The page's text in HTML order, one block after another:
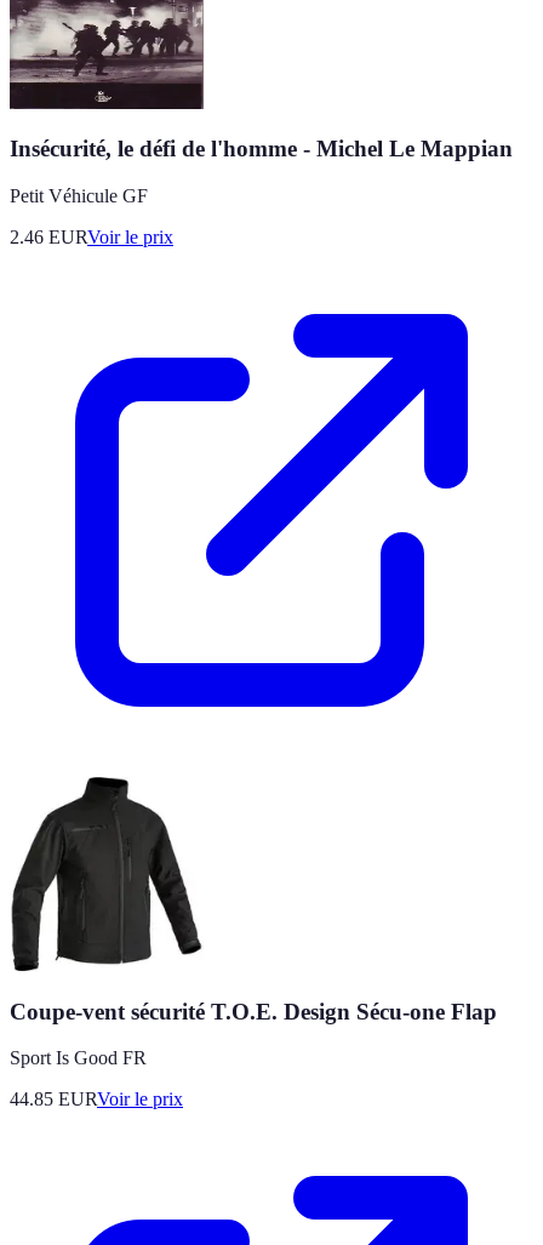
Insécurité, le défi de l'homme - Michel Le Mappian
Petit Véhicule GF
2.46 EURVoir le prix
Coupe-vent sécurité T.O.E. Design Sécu-one Flap
Sport Is Good FR
44.85 EURVoir le prix